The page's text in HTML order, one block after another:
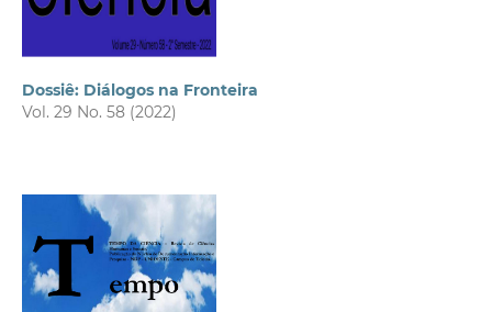
Dossiê: Diálogos na Fronteira
Vol. 29 No. 58 (2022)